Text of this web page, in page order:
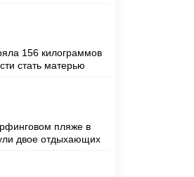
156 килограммов
стать матерью
пляже в
двое отдыхающих